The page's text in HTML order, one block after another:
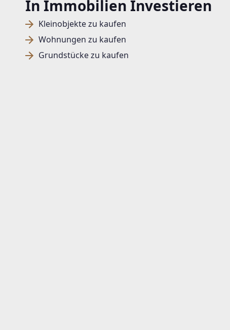
In Immobilien Investieren
Kleinobjekte zu kaufen
Wohnungen zu kaufen
Grundstücke zu kaufen